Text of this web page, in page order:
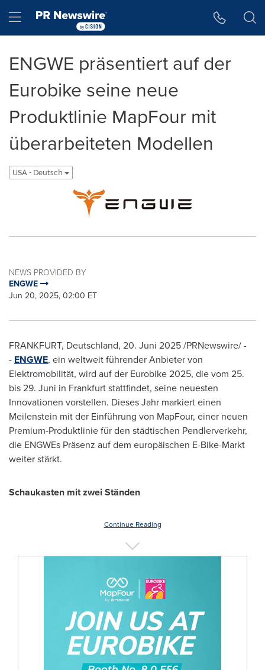
Hamburger menu
ENGWE präsentiert auf der
Eurobike seine neue
Produktlinie MapFour mit
überarbeiteten Modellen
USA - Deutsch
NEWS PROVIDED BY
ENGWE
Jun 20, 2025, 02:00 ET
FRANKFURT, Deutschland, 20. Juni 2025/PRNewswire/ -
- ENGWE, ein weltweit führender Anbieter von
Elektromobilität, wird auf der Eurobike 2025, die vom 25.
bis 29. Juni in Frankfurtstattfindet, seine neuesten
Innovationen vorstellen. Dieses Jahr markiert einen
Meilenstein mit der Einführung von MapFour, einer neuen
Premium-Produktlinie für den städtischen Pendlerverkehr,
die ENGWEs Präsenz auf dem europäischen E-Bike-Markt
weiter stärkt.
Schaukasten mit zwei Ständen
Continue Reading